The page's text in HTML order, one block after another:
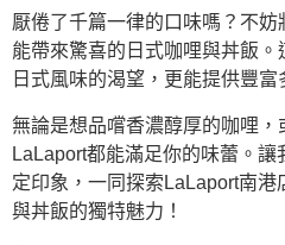
厭倦了千篇一律的口味嗎？不
能帶來驚喜的日式咖哩與丼飯
日式風味的渴望，更能提供豐富
無論是想品嚐香濃醇厚的咖哩，
LaLaport都能滿足你的味蕾。
定印象，一同探索LaLaport南
與丼飯的獨特魅力！